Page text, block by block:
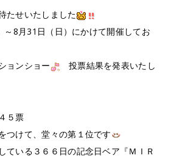
たせいたしました
～8月31日（日）にかけて開催してお
ョンショー
投票結果を発表いたし
５票
つけて、堂々の第１位です
ている３６６日の記念日ベア『ＭＩＲ